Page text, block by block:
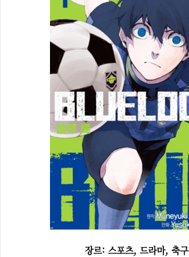
장르: 스포츠, 드라마, 축구